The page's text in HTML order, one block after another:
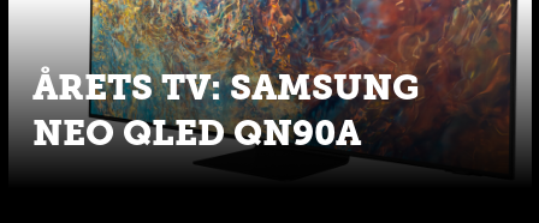
ÅRETS TV: SAMSUNG
NEO QLED QN90A